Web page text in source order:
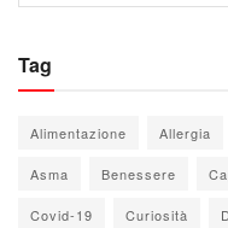
Tag
Alimentazione Allergia
Asma Benessere
Covid-19 Curiosità